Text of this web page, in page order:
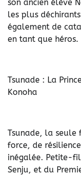
son ancien élève
les plus
également de
en tant que héros.
Tsunade : La
Konoha
Tsunade, la seule
force, de
inégalée. Petite-
Senju, et du